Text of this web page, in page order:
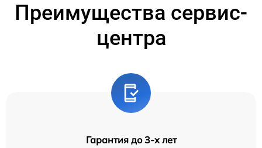
Преимущества сервис-
центра
Гарантия до 3-х лет